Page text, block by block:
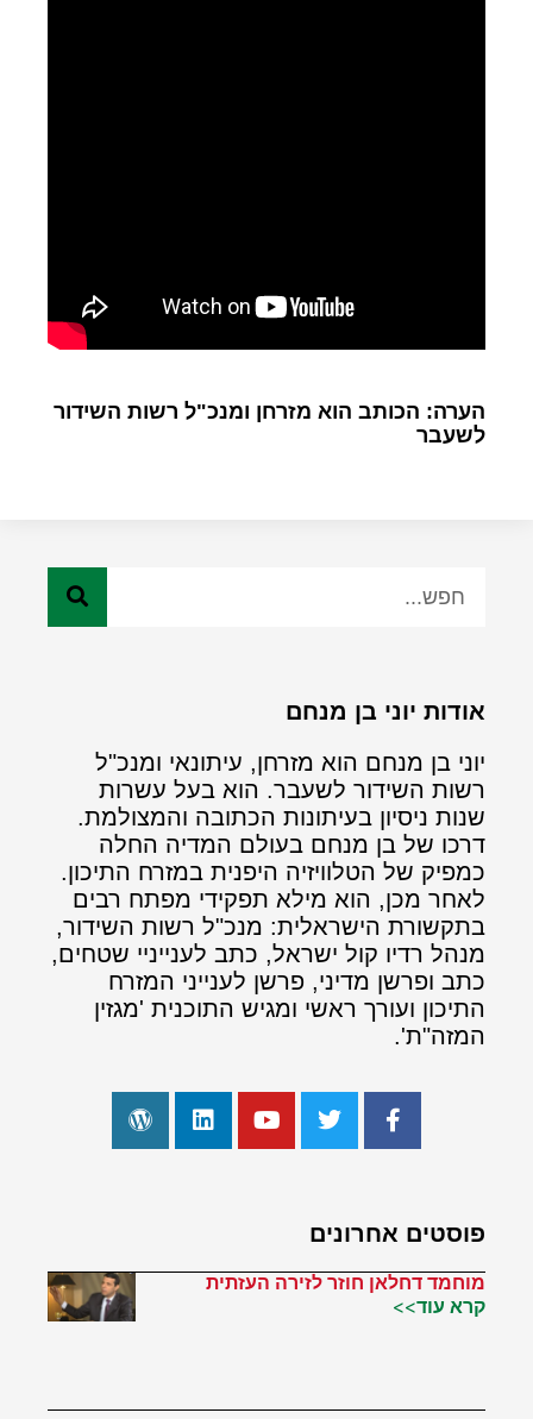
הערה: הכותב הוא מזרחן ומנכ"ל רשות השידור
לשעבר
אודות יוני בן מנחם
יוני בן מנחם הוא מזרחן, עיתונאי ומנכ"ל
רשות השידור לשעבר. הוא בעל עשרות
שנות ניסיון בעיתונות הכתובה והמצולמת.
דרכו של בן מנחם בעולם המדיה החלה
כמפיק של הטלוויזיה היפנית במזרח התיכון.
לאחר מכן, הוא מילא תפקידי מפתח רבים
בתקשורת הישראלית: מנכ"ל רשות השידור,
מנהל רדיו קול ישראל, כתב לענייניי שטחים,
כתב ופרשן מדיני, פרשן לענייני המזרח
התיכון ועורך ראשי ומגיש התוכנית 'מגזין
המזה"ת'.
פוסטים אחרונים
מוחמד דחלאן חוזר לזירה העזתית
קרא עוד>>